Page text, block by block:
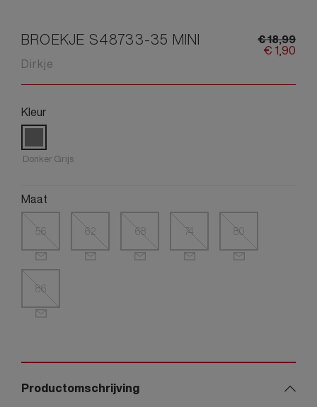
BROEKJE S48733-35 MINI
Dirkje
€18,99
€ 1,90
Kleur
Donker Grijs
Maat
56 62 68 74 80
86
Productomschrijving